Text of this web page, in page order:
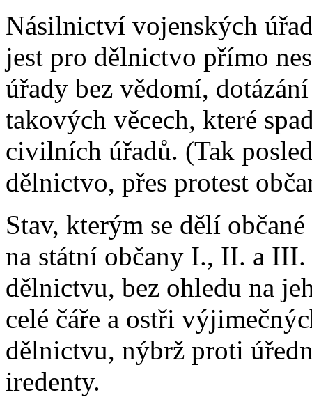
Násilnictví vojenských
jest pro dělnictvo přímo
úřady bez vědomí,
takových věcech, které
civilních úřadů. (Tak
dělnictvo, přes protest
Stav, kterým se dělí
na státní občany I., II. a
dělnictvu, bez ohledu na
celé čáře a ostři
dělnictvu, nýbrž proti
iredenty.